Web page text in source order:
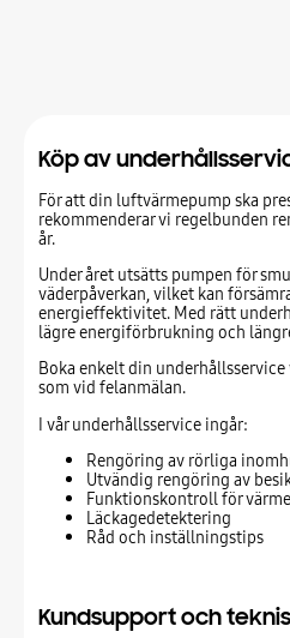
Köp av
För att din luftvärmepump ska
rekommenderar vi regelbunden
år.
Under året utsätts pumpen för
väderpåverkan, vilket kan
energieffektivitet. Med rätt
lägre energiförbrukning och
Boka enkelt din
som vid felanmälan.
I vår underhållsservice ingår:
Rengöring av rörliga
Utvändig rengöring av
Funktionskontroll för
Läckagedetektering
Råd och inställningstips
Kundsupport och